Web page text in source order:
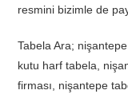
resmini bizimle de
Tabela Ara;
kutu harf tabela,
firması, nişantepe